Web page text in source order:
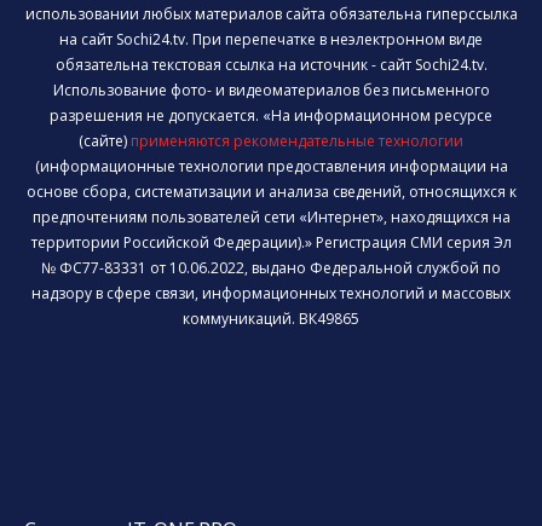
использовании любых материалов сайта обязательна гиперссылка
на сайт Sochi24.tv. При перепечатке в неэлектронном виде
обязательна текстовая ссылка на источник - сайт Sochi24.tv.
Использование фото- и видеоматериалов без письменного
разрешения не допускается. «На информационном ресурсе
(сайте) применяются рекомендательные технологии
(информационные технологии предоставления информации на
основе сбора, систематизации и анализа сведений, относящихся к
предпочтениям пользователей сети «Интернет», находящихся на
территории Российской Федерации).» Регистрация СМИ серия Эл
№ ФС77-83331 от 10.06.2022, выдано Федеральной службой по
надзору в сфере связи, информационных технологий и массовых
коммуникаций. ВК49865